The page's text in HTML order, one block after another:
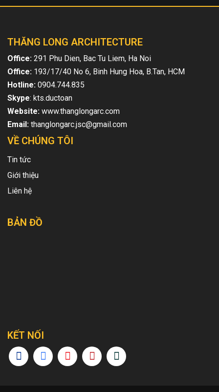
THĂNG LONG ARCHITECTURE
Office: 291 Phu Dien, Bac Tu Liem, Ha Noi
Office: 193/17/40 No 6, Binh Hung Hoa, B.Tan, HCM
Hotline: 0904.744.835
Skype: kts.ductoan
Website: www.thanglongarc.com
Email: thanglongarc.jsc@gmail.com
VỀ CHÚNG TÔI
Tin tức
Giới thiệu
Liên hệ
BẢN ĐỒ
KẾT NỐI